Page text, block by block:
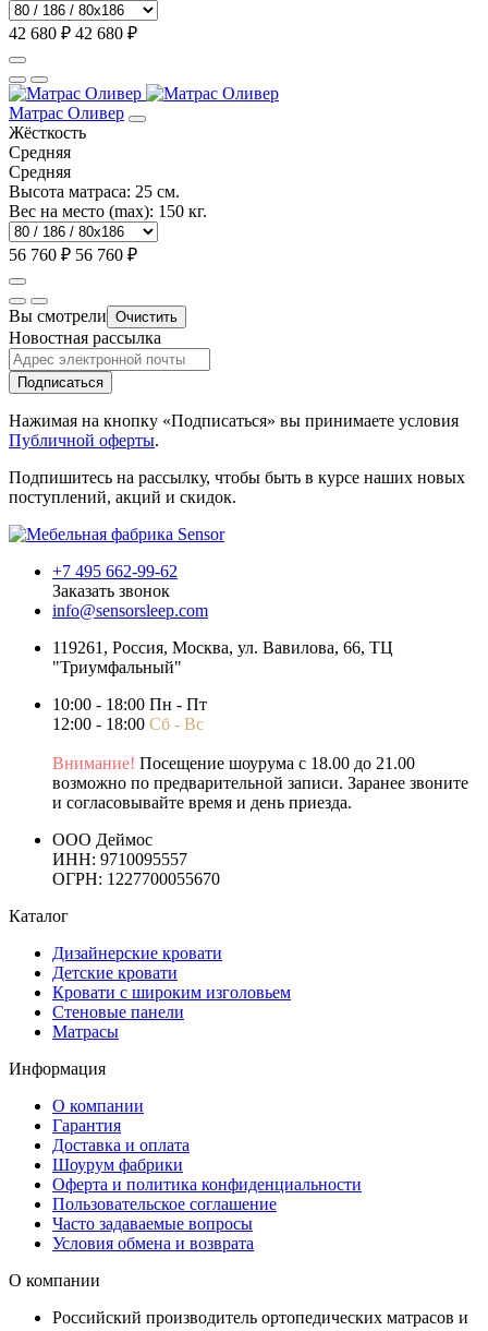
42 680 ₽ 42 680 ₽
Матрас Оливер
Жёсткость
Средняя
Средняя
Высота матраса: 25 см.
Вес на место (max): 150 кг.
56 760 ₽ 56 760 ₽
Вы смотрели Очистить
Новостная рассылка
Подписаться
Нажимая на кнопку «Подписаться» вы принимаете условия
Публичной оферты.
Подпишитесь на рассылку, чтобы быть в курсе наших новых
поступлений, акций и скидок.
+7 495 662-99-62
Заказать звонок
info@sensorsleep.com
119261, Россия, Москва, ул. Вавилова, 66, ТЦ
"Триумфальный"
10:00 - 18:00 Пн - Пт
12:00 - 18:00 Сб - Вс
Внимание! Посещение шоурума с 18.00 до 21.00
возможно по предварительной записи. Заранее звоните
и согласовывайте время и день приезда.
ООО Деймос
ИНН: 9710095557
ОГРН: 1227700055670
Каталог
Дизайнерские кровати
Детские кровати
Кровати с широким изголовьем
Стеновые панели
Матрасы
Информация
О компании
Гарантия
Доставка и оплата
Шоурум фабрики
Оферта и политика конфиденциальности
Пользовательское соглашение
Часто задаваемые вопросы
Условия обмена и возврата
О компании
Российский производитель ортопедических матрасов и